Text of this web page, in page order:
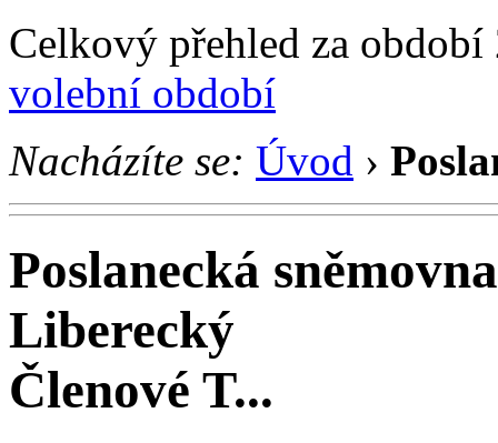
Celkový přehled za
volební období
Nacházíte se: Úvod ›
Poslanecká sněmovna
Liberecký
Členové T...